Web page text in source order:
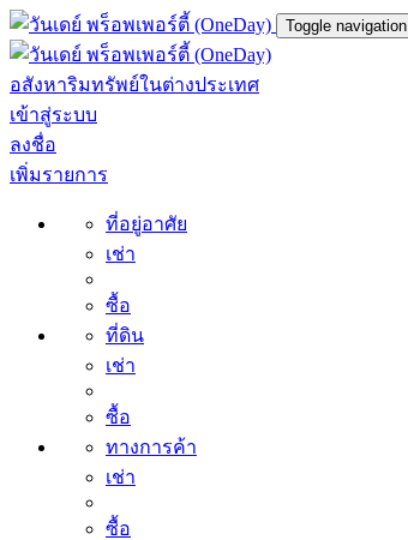
Toggle navigation
อสังหาริมทรัพย์ในต่างประเทศ
เข้าสู่ระบบ
ลงชื่อ
เพิ่มรายการ
ที่อยู่อาศัย
เช่า
ซื้อ
ที่ดิน
เช่า
ซื้อ
ทางการค้า
เช่า
ซื้อ